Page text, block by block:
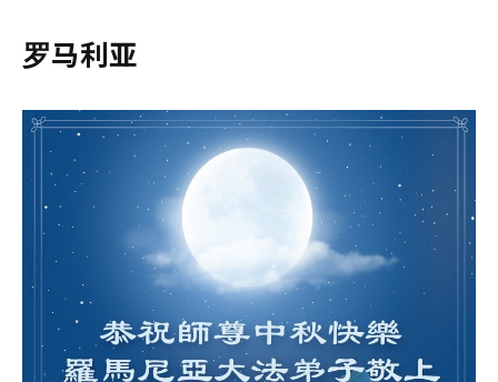
罗马利亚